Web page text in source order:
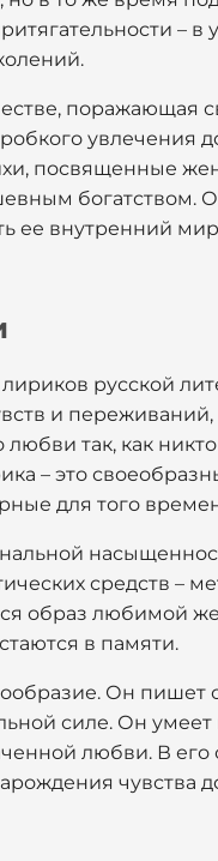
– в
поражающая
увлечения
посвященные
богатством.
ее внутренний мир
русской
и
так, как никто
– это
для того
средств –
образ любимой
в памяти.
Он пишет
силе. Он умеет
любви. В его
чувства